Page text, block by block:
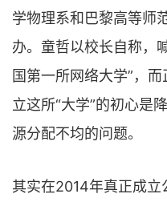
学物理系和巴黎高等师
办。童哲以校长自称，
国第一所网络大学”，
立这所“大学”的初心是
源分配不均的问题。
其实在2014年真正成立